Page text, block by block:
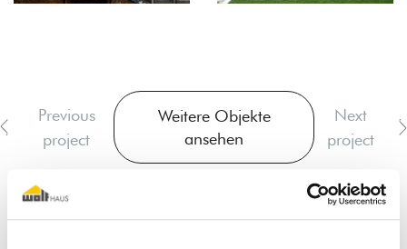
Previous
project
Weitere Objekte
ansehen
Next
project